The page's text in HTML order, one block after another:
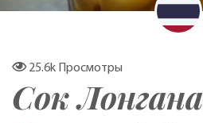
25.6k Просмотры
Сок Лонгана